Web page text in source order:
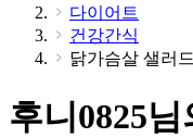
다이어트
건강간식
닭가슴살 샐러드
후니0825